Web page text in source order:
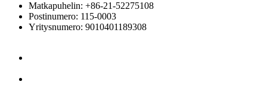
Matkapuhelin: +86-21-52275108
Postinumero: 115-0003
Yritysnumero: 9010401189308